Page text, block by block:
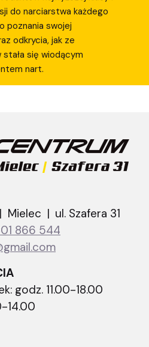
do narciarstwa każdego
poznania swojej
odkrycia, jak ze
się wiodącym
nart.
| Mielec | ul. Szafera 31
866 544
godz. 11.00-18.00
14.00